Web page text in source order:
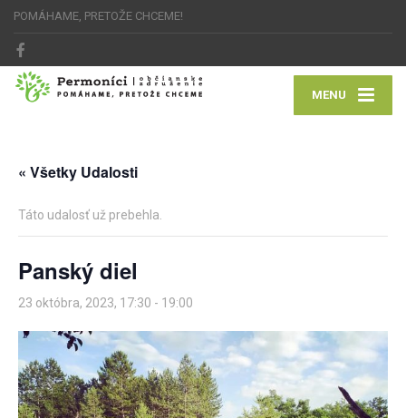
POMÁHAME, PRETOŽE CHCEME!
MENU
« Všetky Udalosti
Táto udalosť už prebehla.
Panský diel
23 októbra, 2023, 17:30 - 19:00